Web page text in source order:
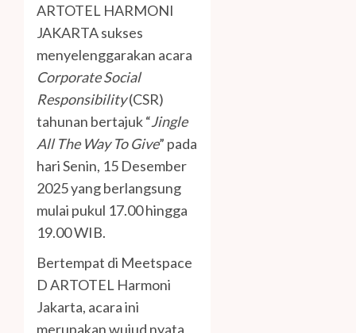
ARTOTEL HARMONI
JAKARTA sukses
menyelenggarakan acara
Corporate Social
Responsibility(CSR)
tahunan bertajuk “Jingle
All The Way To Give” pada
hari Senin, 15 Desember
2025 yang berlangsung
mulai pukul 17.00 hingga
19.00 WIB.
Bertempat di Meetspace
D ARTOTEL Harmoni
Jakarta, acara ini
merupakan wujud nyata